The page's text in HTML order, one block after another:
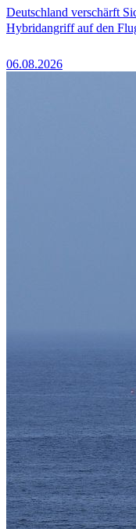
Deutschland verschärft
Hybridangriff auf den
06.08.2026